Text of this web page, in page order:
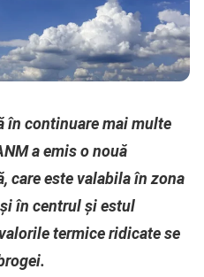
în continuare mai multe
a emis o nouă
care este valabila în zona
în centrul și estul
termice ridicate se